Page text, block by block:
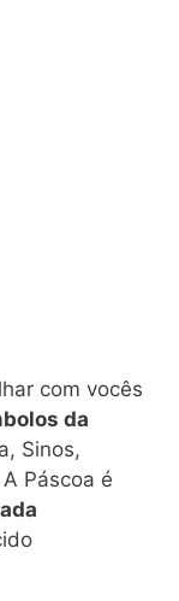
com vocês
da
Sinos,
Páscoa é